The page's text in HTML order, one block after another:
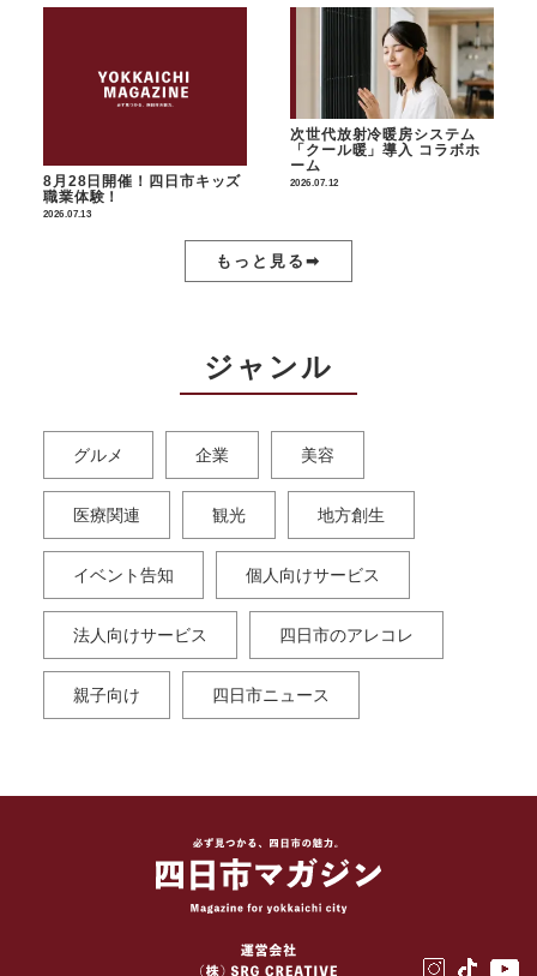
8月28日開催！四日市キッズ
職業体験！
2026.07.13
次世代放射冷暖房システム
「クール暖」導入 コラボホ
ーム
2026.07.12
もっと見る➡︎
ジャンル
グルメ 企業 美容
医療関連 観光 地方創生
イベント告知 個人向けサービス
法人向けサービス 四日市のアレコレ
親子向け 四日市ニュース